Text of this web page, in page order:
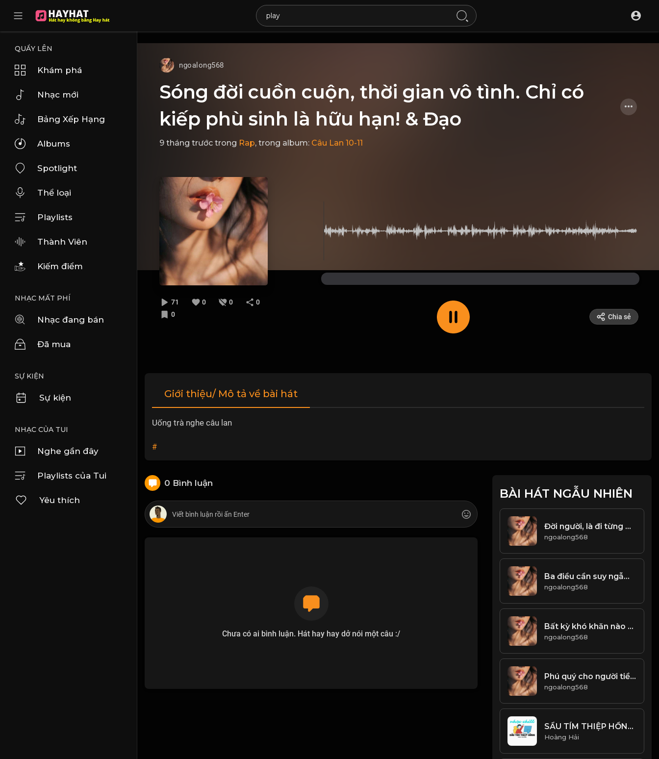
QUẨY LÊN
Khám phá
Nhạc mới
Bảng Xếp Hạng
Albums
Spotlight
Thể loại
Playlists
Thành Viên
Kiếm điểm
NHẠC MẤT PHÍ
Nhạc đang bán
Đã mua
SỰ KIỆN
Sự kiện
NHẠC CỦA TUI
Nghe gần đây
Playlists của Tui
Yêu thích
ngoalong568
Sóng đời cuồn cuộn, thời gian vô tình. Chỉ có
kiếp phù sinh là hữu hạn! & Đạo
9 tháng trước trong Rap, trong album: Câu Lan 10-11
71 0 0
0
0
Chia sẻ
Giới thiệu/ Mô tả về bài hát
Uống trà nghe câu lan
#
0 Bình luận
Chưa có ai bình luận. Hát hay hay dở nói một câu :/
BÀI HÁT NGẪU NHIÊN
Đời người, là đi từng bước từng bước và vứt bỏ từng chút từng chút...! & Đạo
ngoalong568
Ba điều cần suy ngẫm trong đời! Đạo
ngoalong568
Bất kỳ khó khăn nào cũng có thể vượt qua, khi ta không ngừng cố gắng! & Đạo
ngoalong568
Phú quý cho người tiền, nhân hậu cho người trả lời! Đạo
ngoalong568
SẦU TÍM THIỆP HỒNG - H2K COVER - HOÀI LINH & MINH KỲ - NHẠC CHILL CỰC HAY
Hoàng Hải